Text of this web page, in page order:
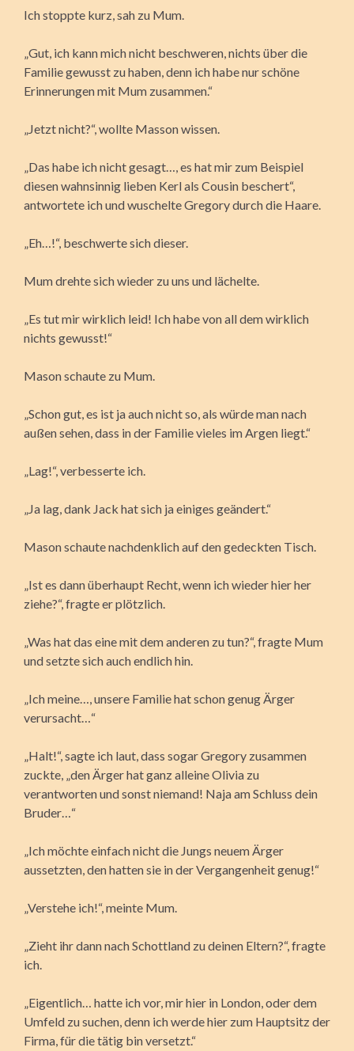
Ich stoppte kurz, sah zu Mum.
„Gut, ich kann mich nicht beschweren, nichts über die
Familie gewusst zu haben, denn ich habe nur schöne
Erinnerungen mit Mum zusammen.“
„Jetzt nicht?“, wollte Masson wissen.
„Das habe ich nicht gesagt…, es hat mir zum Beispiel
diesen wahnsinnig lieben Kerl als Cousin beschert“,
antwortete ich und wuschelte Gregory durch die Haare.
„Eh…!“, beschwerte sich dieser.
Mum drehte sich wieder zu uns und lächelte.
„Es tut mir wirklich leid! Ich habe von all dem wirklich
nichts gewusst!“
Mason schaute zu Mum.
„Schon gut, es ist ja auch nicht so, als würde man nach
außen sehen, dass in der Familie vieles im Argen liegt.“
„Lag!“, verbesserte ich.
„Ja lag, dank Jack hat sich ja einiges geändert.“
Mason schaute nachdenklich auf den gedeckten Tisch.
„Ist es dann überhaupt Recht, wenn ich wieder hier her
ziehe?“, fragte er plötzlich.
„Was hat das eine mit dem anderen zu tun?“, fragte Mum
und setzte sich auch endlich hin.
„Ich meine…, unsere Familie hat schon genug Ärger
verursacht…“
„Halt!“, sagte ich laut, dass sogar Gregory zusammen
zuckte, „den Ärger hat ganz alleine Olivia zu
verantworten und sonst niemand! Naja am Schluss dein
Bruder…“
„Ich möchte einfach nicht die Jungs neuem Ärger
aussetzten, den hatten sie in der Vergangenheit genug!“
„Verstehe ich!“, meinte Mum.
„Zieht ihr dann nach Schottland zu deinen Eltern?“, fragte
ich.
„Eigentlich… hatte ich vor, mir hier in London, oder dem
Umfeld zu suchen, denn ich werde hier zum Hauptsitz der
Firma, für die tätig bin versetzt.“